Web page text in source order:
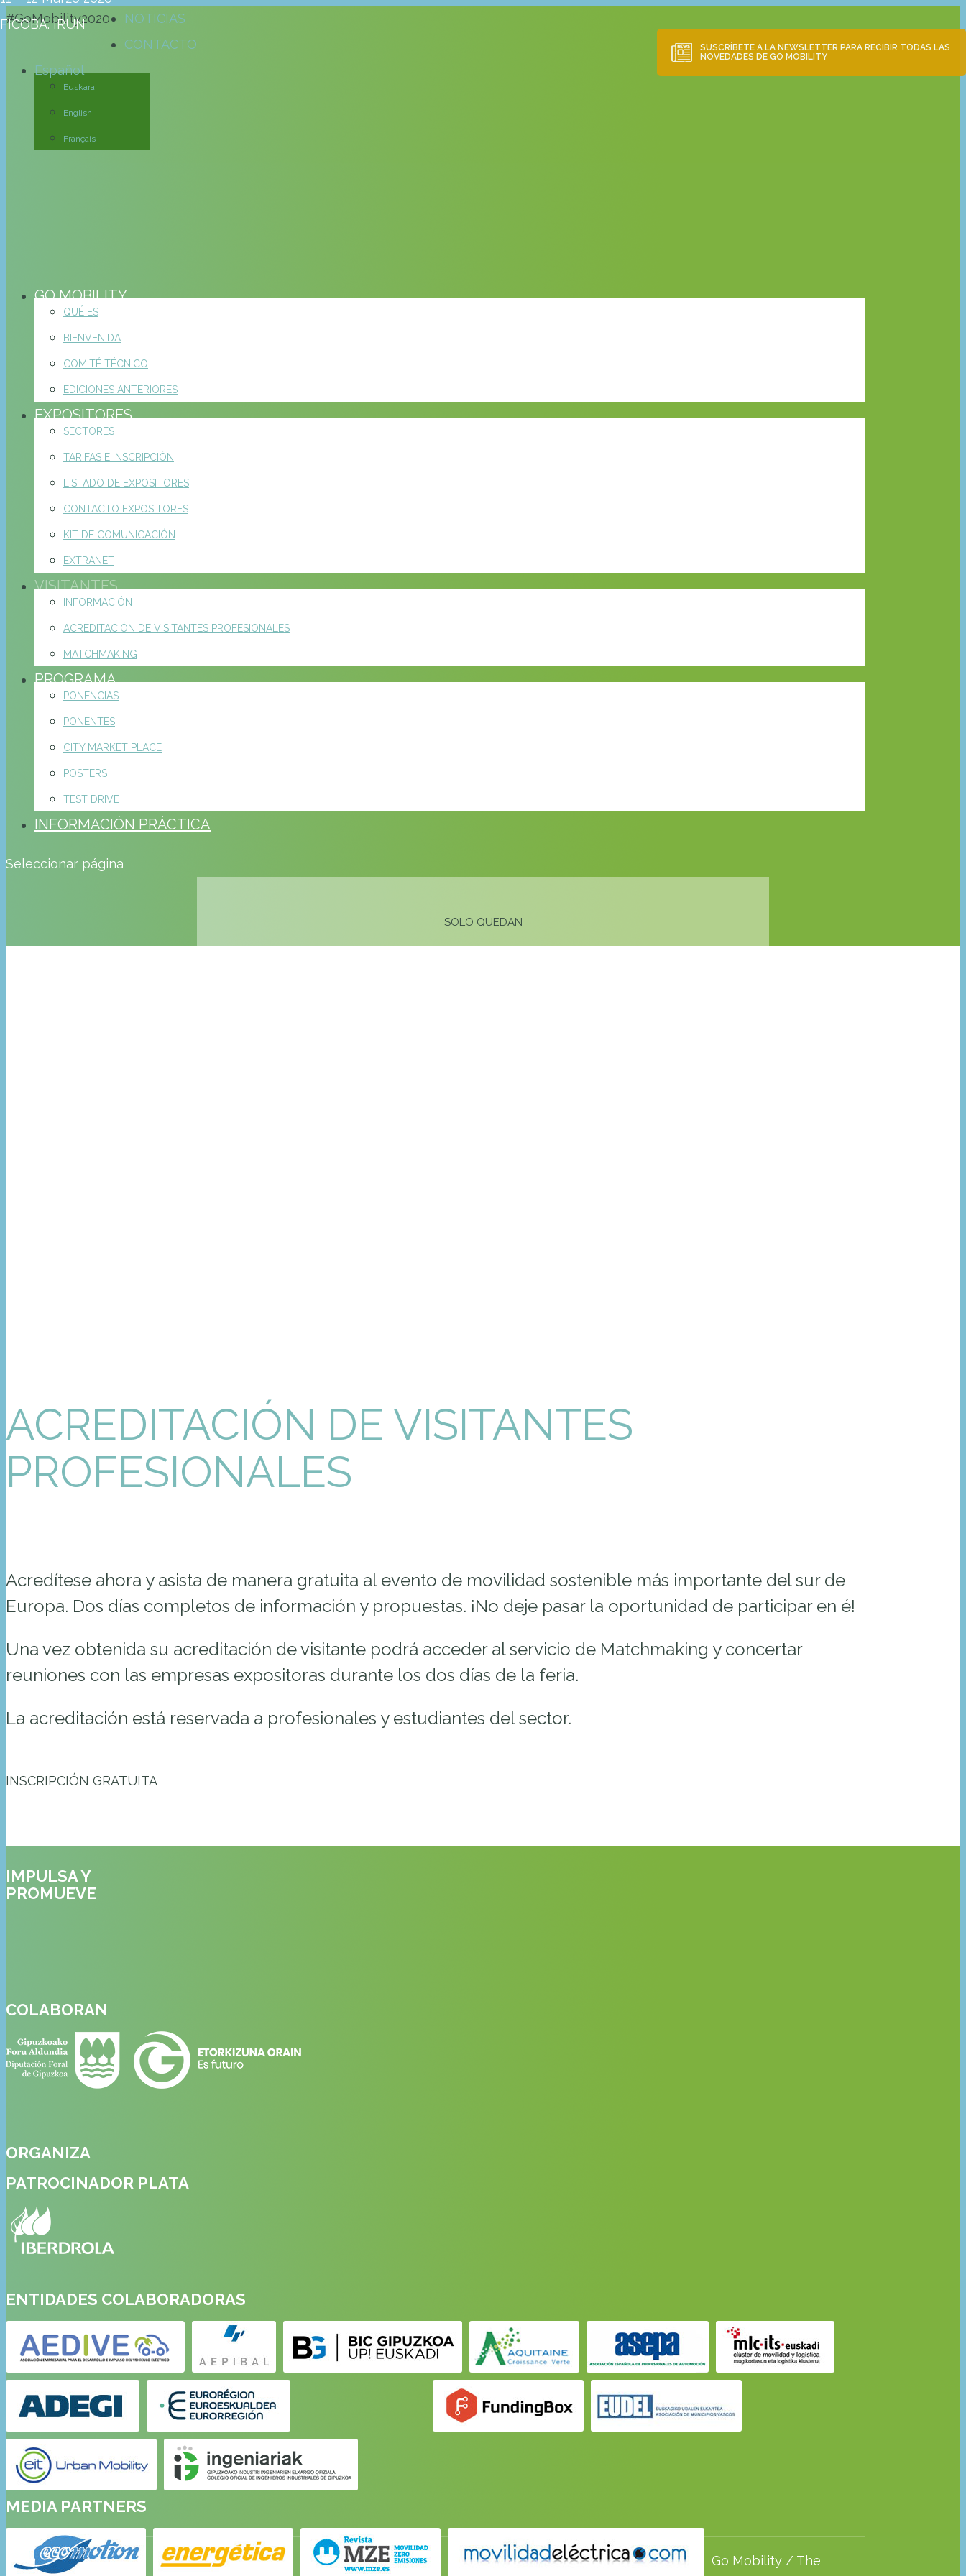
#GoMobility2020
NOTICIAS
CONTACTO
Español
Euskara
English
Français
SUSCRÍBETE A LA NEWSLETTER PARA RECIBIR TODAS LAS
NOVEDADES DE GO MOBILITY
FICOBA. IRUN
GO MOBILITY
QUÉ ES
BIENVENIDA
COMITÉ TÉCNICO
EDICIONES ANTERIORES
EXPOSITORES
SECTORES
TARIFAS E INSCRIPCIÓN
LISTADO DE EXPOSITORES
CONTACTO EXPOSITORES
KIT DE COMUNICACIÓN
EXTRANET
VISITANTES
INFORMACIÓN
ACREDITACIÓN DE VISITANTES PROFESIONALES
MATCHMAKING
PROGRAMA
PONENCIAS
PONENTES
CITY MARKET PLACE
POSTERS
TEST DRIVE
INFORMACIÓN PRÁCTICA
Seleccionar página
SOLO QUEDAN
ACREDITACIÓN DE VISITANTES
PROFESIONALES
Acredítese ahora y asista de manera gratuita al evento de movilidad sostenible más importante del sur de
Europa. Dos días completos de información y propuestas. ¡No deje pasar la oportunidad de participar en é!
Una vez obtenida su acreditación de visitante podrá acceder al servicio de Matchmaking y concertar
reuniones con las empresas expositoras durante los dos días de la feria.
La acreditación está reservada a profesionales y estudiantes del sector.
INSCRIPCIÓN GRATUITA
IMPULSA Y
PROMUEVE
COLABORAN
ORGANIZA
PATROCINADOR PLATA
ENTIDADES COLABORADORAS
MEDIA PARTNERS
Go Mobility / The